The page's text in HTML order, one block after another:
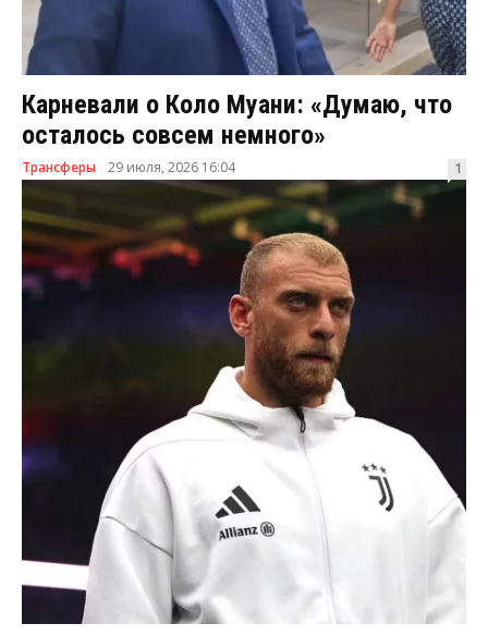
Карневали о Коло Муани: «Думаю, что
осталось совсем немного»
Трансферы 29 июля, 2026 16:04 1